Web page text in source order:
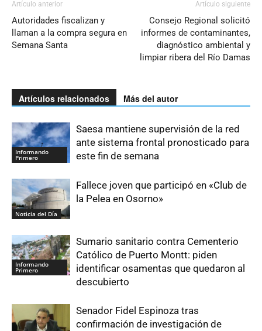
Artículo anterior
Autoridades fiscalizan y
llaman a la compra segura en
Semana Santa
Artículo siguiente
Consejo Regional solicitó
informes de contaminantes,
diagnóstico ambiental y
limpiar ribera del Río Damas
Artículos relacionados Más del autor
Informando
Primero
Saesa mantiene supervisión de la red
ante sistema frontal pronosticado para
este fin de semana
Noticia del Día
Fallece joven que participó en «Club de
la Pelea en Osorno»
Informando
Primero
Sumario sanitario contra Cementerio
Católico de Puerto Montt: piden
identificar osamentas que quedaron al
descubierto
Senador Fidel Espinoza tras
confirmación de investigación de